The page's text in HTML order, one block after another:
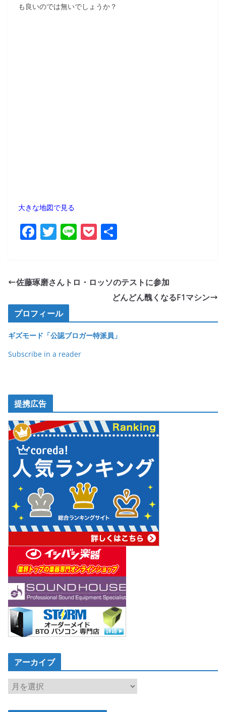
も良いのでは無いでしょうか？
大きな地図で見る
F
e
o
o
k
T
er
Li P
et
佐藤琢磨さんトロ・ロッソのテストに参加
どんどん醜くなるF1マシン
プロフィール
ギズモード「公認ブロガー特派員」
Subscribe in a reader
提携広告
アーカイブ
ア
ー
カ